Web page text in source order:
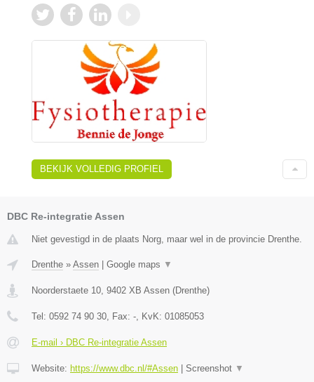
BEKIJK VOLLEDIG PROFIEL
DBC Re-integratie Assen
Niet gevestigd in de plaats Norg, maar wel in de provincie Drenthe.
Drenthe » Assen Google maps ▼
Noorderstaete 10 9402 XB Assen (Drenthe)
Tel: 0592 74 90 30 , Fax: - , KvK: 01085053
E-mail › DBC Re-integratie Assen
Website: https://www.dbc.nl/#Assen Screenshot ▼